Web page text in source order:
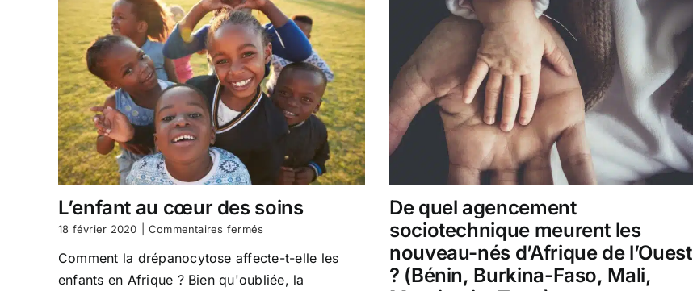
la
santé
pour
les
femmes
en
France,
Afrique
l’Ouest
Amérique
L’enfant au cœur des soins
18 février 2020 Commentaires ferméssur
au
cœur
Comment la drépanocytose affecte-t-elle les
enfants en Afrique ? Bien qu'oubliée, la
De quel agencement
sociotechnique meurent les
nouveau-nés d’Afrique de l’Ouest
? (Bénin, Burkina-Faso, Mali,